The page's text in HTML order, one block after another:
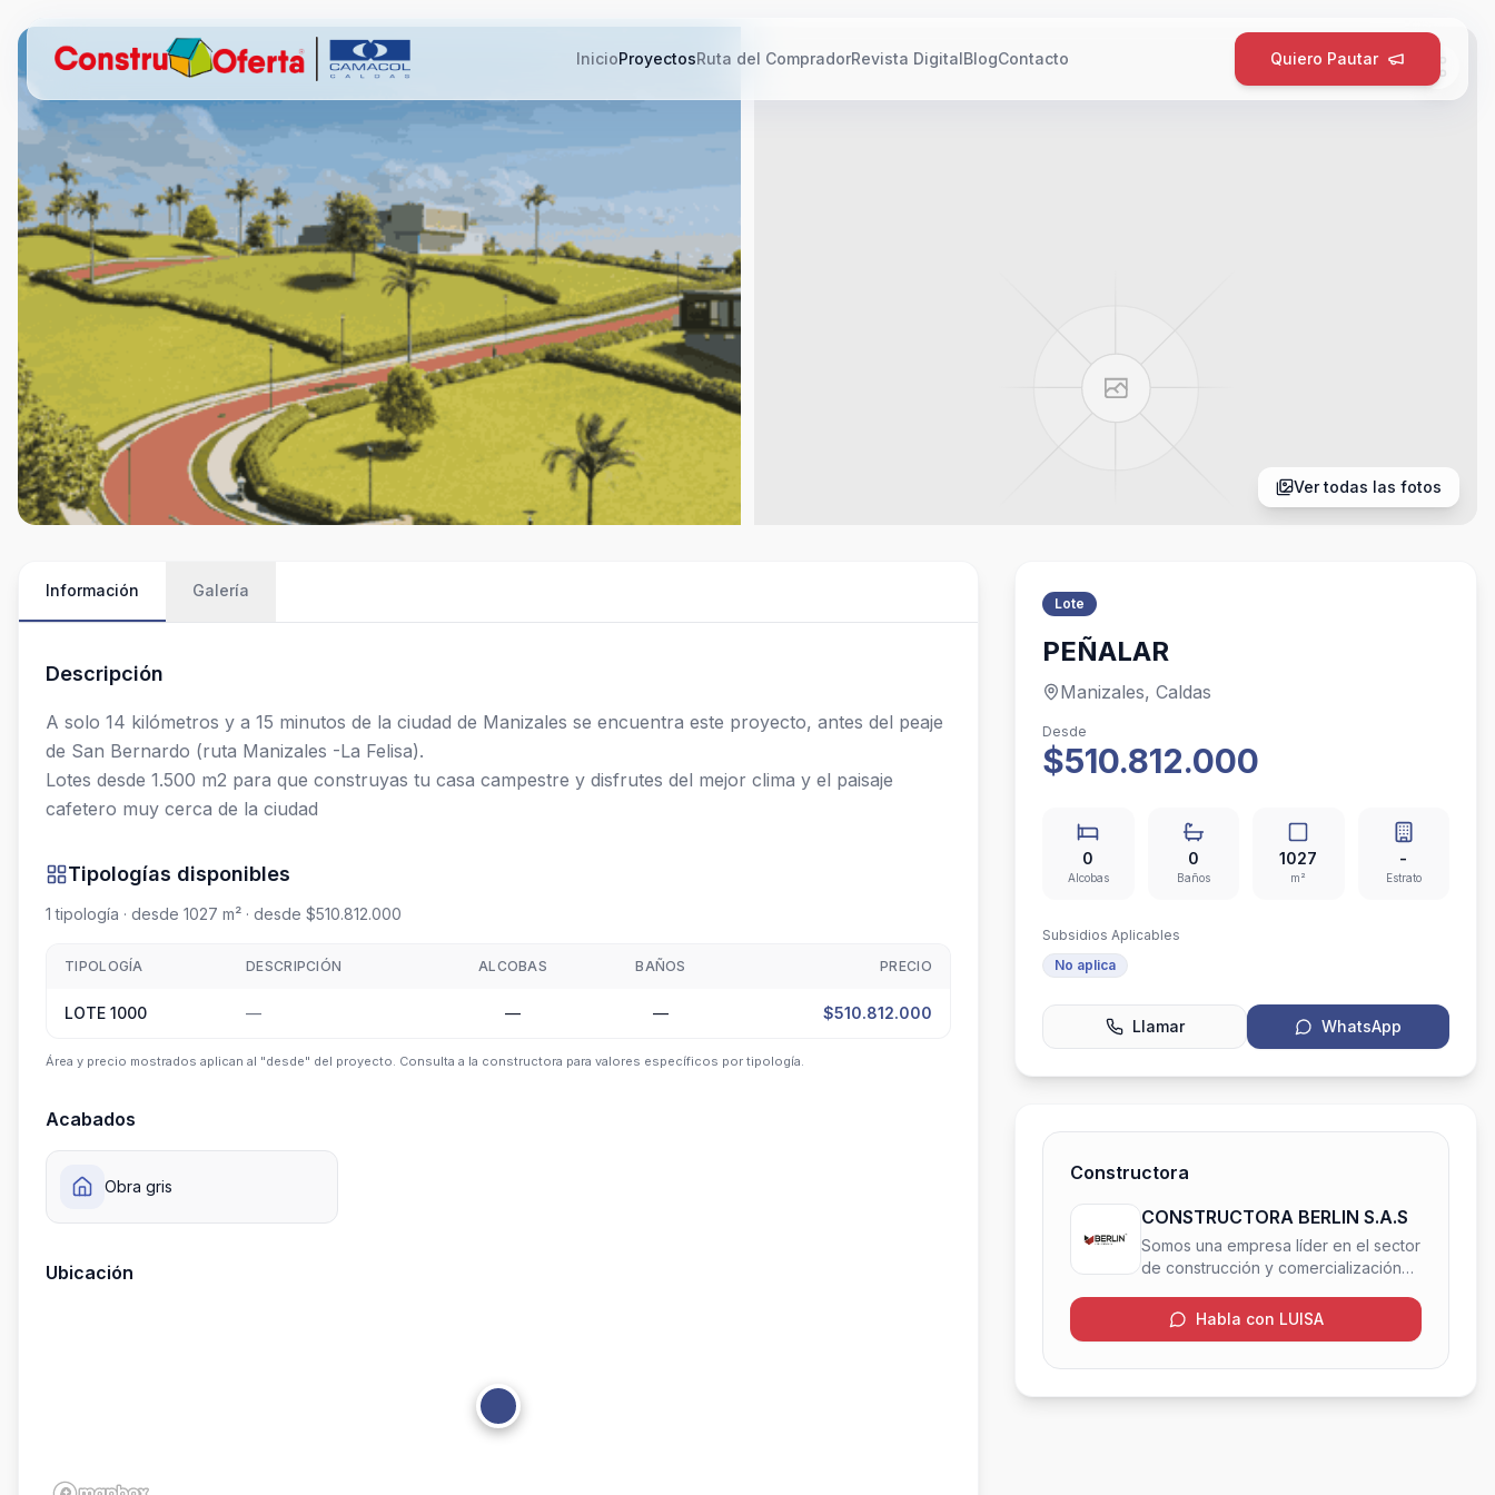
InicioProyectosRuta del CompradorRevista DigitalBlogContacto Quiero Pautar
Ver todas las fotos
Información Galería
Descripción
A solo 14 kilómetros y a 15 minutos de la ciudad de Manizales se encuentra este proyecto, antes del peaje
de San Bernardo (ruta Manizales -La Felisa).
Lotes desde 1.500 m2 para que construyas tu casa campestre y disfrutes del mejor clima y el paisaje
cafetero muy cerca de la ciudad
Tipologías disponibles
1 tipología · desde 1027 m² · desde $510.812.000
TIPOLOGÍA DESCRIPCIÓN ALCOBAS BAÑOS PRECIO
LOTE 1000 — — — $510.812.000
Área y precio mostrados aplican al "desde" del proyecto. Consulta a la constructora para valores específicos por tipología.
Acabados
Obra gris
Ubicación
Lote
PEÑALAR
Manizales, Caldas
Desde
$510.812.000
0
Alcobas
0
Baños
1027
m²
-
Estrato
Subsidios Aplicables
No aplica
Llamar WhatsApp
Constructora
CONSTRUCTORA BERLIN S.A.S
Somos una empresa líder en el sector
de construcción y comercialización
ciudad de Manizales. Desde 1992
hemos desarrollado más de 20
valorados en la ciudad. Estamos
Habla con LUISA